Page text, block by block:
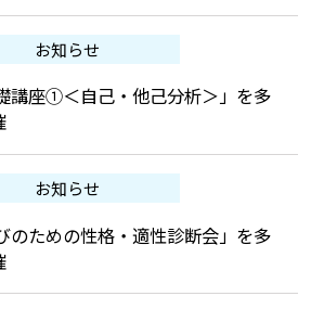
お知らせ
講座①＜自己・他己分析＞」を多
お知らせ
のための性格・適性診断会」を多